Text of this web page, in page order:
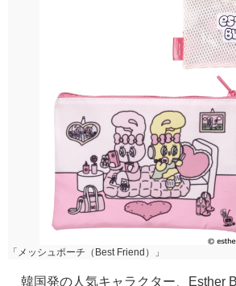
「メッシュポーチ（Best Friend）」
韓国発の人気キャラクター、Esther